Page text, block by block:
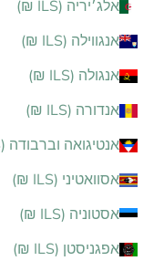
אלג׳יריה (ILS ₪)
אנגווילה (ILS ₪)
אנגולה (ILS ₪)
אנדורה (ILS ₪)
אנטיגואה וברבודה (ILS ₪)
אסוואטיני (ILS ₪)
אסטוניה (ILS ₪)
אפגניסטן (ILS ₪)